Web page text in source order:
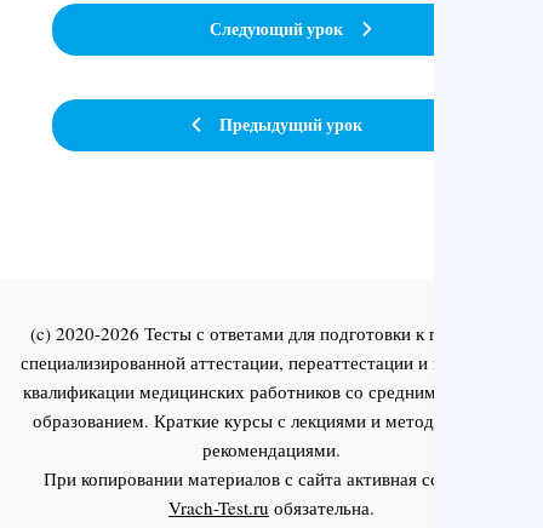
Предыдущий урок
Следующий урок
(c) 2020-2026 Тесты с ответами для подготовки к первичной
специализированной аттестации, переаттестации и повышения
квалификации медицинских работников со средним и высшим
образованием. Краткие курсы с лекциями и методическими
рекомендациями.
При копировании материалов с сайта активная ссылка на
Vrach-Test.ru обязательна.